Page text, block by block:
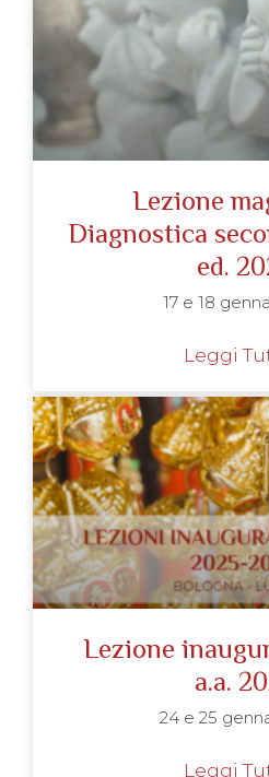
Lezione
Diagnostica
ed.
17 e 18
Leggi
Lezione
a.a.
24 e 25
Leggi